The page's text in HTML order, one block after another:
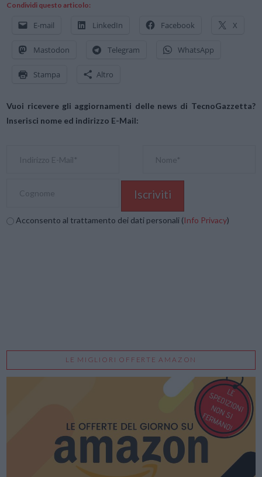
Condividi questo articolo:
E-mail LinkedIn Facebook X
Mastodon Telegram WhatsApp
Stampa Altro
Vuoi ricevere gli aggiornamenti delle news di TecnoGazzetta?
Inserisci nome ed indirizzo E-Mail:
Acconsento al trattamento dei dati personali (Info Privacy)
LE MIGLIORI OFFERTE AMAZON